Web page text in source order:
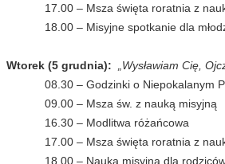
17.00 – Msza święta roratnia z
18.00 – Misyjne spotkanie dla
Wtorek (5 grudnia):
„Wysławiam Cię,
08.30 – Godzinki o Niepokalanym
09.00 – Msza św. z nauką misyjną
16.30 – Modlitwa różańcowa
17.00 – Msza święta roratnia z
18.00 – Nauka misyjna dla rodziców